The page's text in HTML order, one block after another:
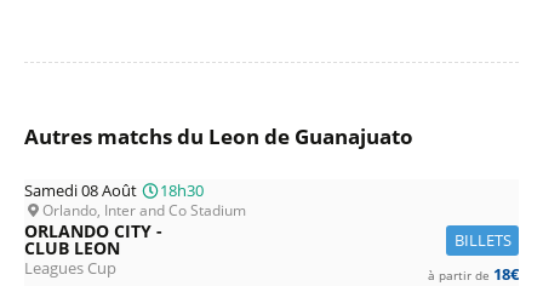
Autres matchs du Leon de Guanajuato
Samedi 08 Août 18h30
Orlando, Inter and Co Stadium
BILLETS
ORLANDO CITY -
CLUB LEON
Leagues Cup à partir de 18€